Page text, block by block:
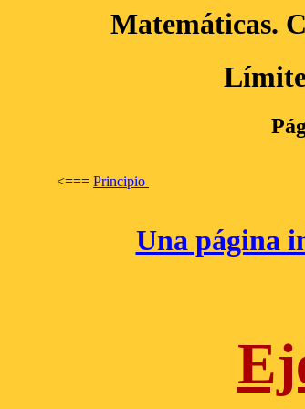
Matemáticas.
<=== Principio
Una página